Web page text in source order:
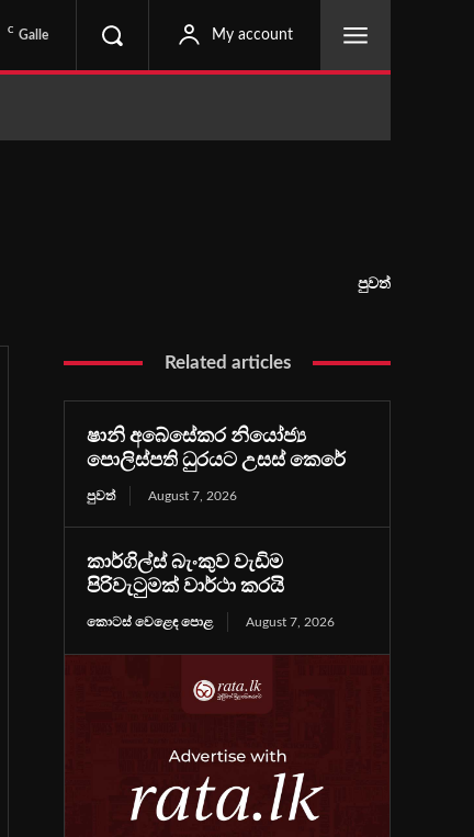
C Galle My account
පුවත්
Related articles
ෂානි අබේසේකර නියෝජ්‍ය
පොලිස්පති ධුරයට උසස් කෙරේ
පුවත් August 7, 2026
කාර්ගිල්ස් බැංකුව වැඩිම
පිරිවැටුමක් වාර්ථා කරයි
කොටස් වෙළෙඳ පොළ August 7, 2026